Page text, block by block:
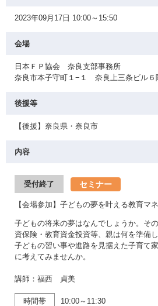
2023年09月17日 10:00～15:50
会場
日本ＦＰ協会 奈良支部事務所
奈良市本子守町１−１ 奈良上三条ビル６
後援等
【後援】奈良県・奈良市
内容
受付終了 セミナー
【会場参加】子どもの夢を叶える教育マ
子どもの将来の夢はなんでしょうか。そ
資保険・教育資金投資等、親は何を準備
子どもの習い事や進路を見据えた子育て
に考えてみませんか。
講師：福西 貞美
時間帯 10:00～11:30